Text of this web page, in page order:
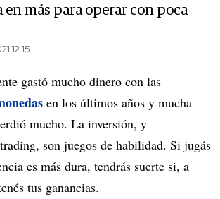
en más para operar con poca
12.15
gastó mucho dinero con las
en los últimos años y mucha
mucho. La inversión, y
son juegos de habilidad. Si jugás
es más dura, tendrás suerte si, a
tus ganancias.